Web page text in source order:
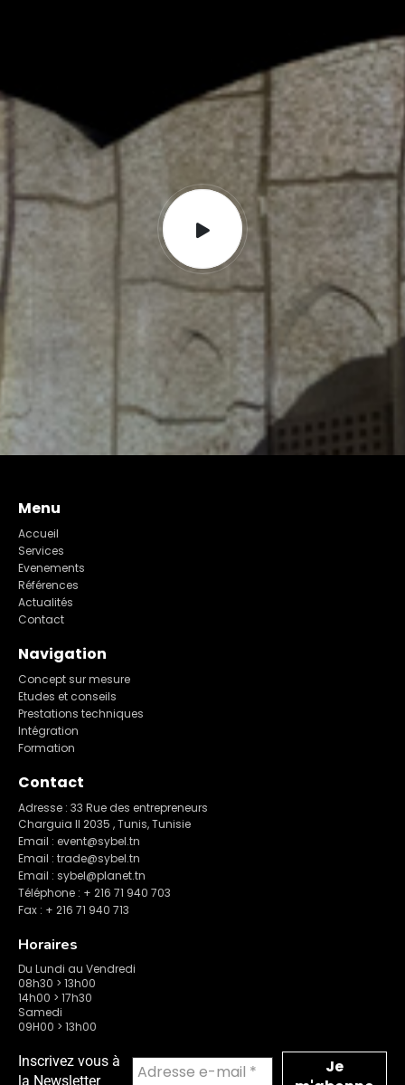
Menu
Accueil
Services
Evenements
Références
Actualités
Contact
Navigation
Concept sur mesure
Etudes et conseils
Prestations techniques
Intégration
Formation
Contact
Adresse : 33 Rue des entrepreneurs
Charguia II 2035 , Tunis, Tunisie
Email : event@sybel.tn
Email : trade@sybel.tn
Email : sybel@planet.tn
Téléphone : + 216 71 940 703
Fax : + 216 71 940 713
Horaires
Du Lundi au Vendredi
08h30 > 13h00
14h00 > 17h30
Samedi
09H00 > 13h00
Inscrivez vous à
la Newsletter